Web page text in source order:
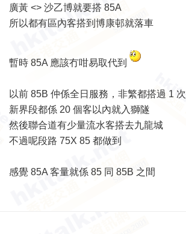
廣黃 <> 沙乙博就要搭 85A
所以都有區內客搭到博康邨就落車
暫時 85A 應該冇咁易取代到
以前 85B 仲係全日服務，非繁都搭過 1 次
新界段都係 20 個客以內就入獅隧
然後聯合道有少量流水客搭去九龍城
不過呢段路 75X 85 都做到
感覺 85A 客量就係 85 同 85B 之間